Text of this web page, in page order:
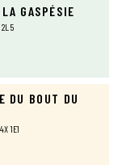
GASPÉSIE
DU BOUT DU
1E1